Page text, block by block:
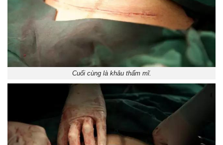
Cuối cùng là khâu thẩm mĩ.